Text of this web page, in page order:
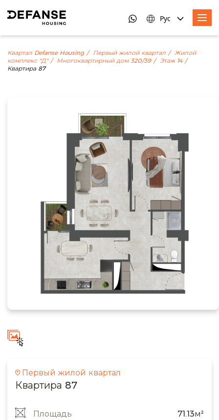
Рус
Квартал Defanse Housing Первый жилой квартал
Жилой
комплекс "Д"
Многоквартирный дом 320/39
Этаж 14
Квартира 87
Первый жилой квартал
Квартира 87
Площадь 71.13м²